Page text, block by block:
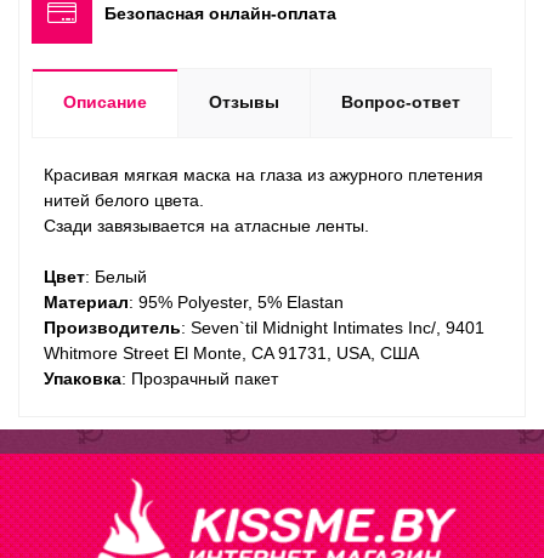
Безопасная онлайн-оплата
Описание Отзывы Вопрос-ответ
Красивая мягкая маска на глаза из ажурного плетения
нитей белого цвета.
Сзади завязывается на атласные ленты.
Цвет: Белый
Материал: 95% Polyester, 5% Elastan
Производитель: Seven`til Midnight Intimates Inc/, 9401
Whitmore Street El Monte, CA 91731, USA, США
Упаковка: Прозрачный пакет